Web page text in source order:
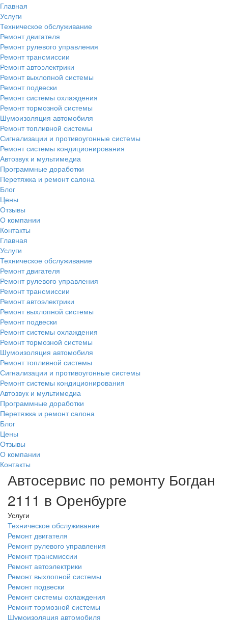
Главная
Услуги
Техническое обслуживание
Ремонт двигателя
Ремонт рулевого управления
Ремонт трансмиссии
Ремонт автоэлектрики
Ремонт выхлопной системы
Ремонт подвески
Ремонт системы охлаждения
Ремонт тормозной системы
Шумоизоляция автомобиля
Ремонт топливной системы
Сигнализации и противоугонные системы
Ремонт системы кондиционирования
Автозвук и мультимедиа
Программные доработки
Перетяжка и ремонт салона
Блог
Цены
Отзывы
О компании
Контакты
Главная
Услуги
Техническое обслуживание
Ремонт двигателя
Ремонт рулевого управления
Ремонт трансмиссии
Ремонт автоэлектрики
Ремонт выхлопной системы
Ремонт подвески
Ремонт системы охлаждения
Ремонт тормозной системы
Шумоизоляция автомобиля
Ремонт топливной системы
Сигнализации и противоугонные системы
Ремонт системы кондиционирования
Автозвук и мультимедиа
Программные доработки
Перетяжка и ремонт салона
Блог
Цены
Отзывы
О компании
Контакты
Автосервис по ремонту Богдан
2111 в Оренбурге
Услуги
Техническое обслуживание
Ремонт двигателя
Ремонт рулевого управления
Ремонт трансмиссии
Ремонт автоэлектрики
Ремонт выхлопной системы
Ремонт подвески
Ремонт системы охлаждения
Ремонт тормозной системы
Шумоизоляция автомобиля